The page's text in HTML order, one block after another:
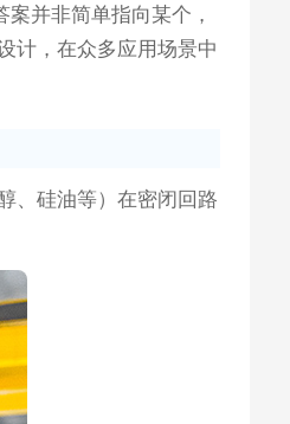
并非简单指向某个，
计，在众多应用场景中
、硅油等）在密闭回路